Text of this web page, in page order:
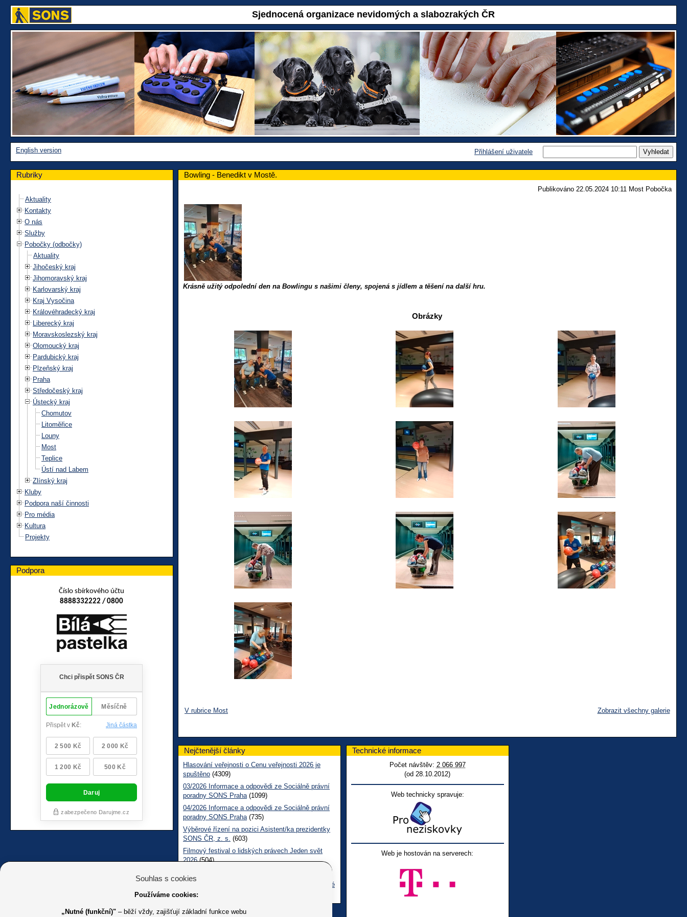
Sjednocená organizace nevidomých a slabozrakých ČR
English version Přihlášení uživatele
Rubriky
Aktuality
Kontakty
O nás
Služby
Pobočky (odbočky)
Aktuality
Jihočeský kraj
Jihomoravský kraj
Karlovarský kraj
Kraj Vysočina
Královéhradecký kraj
Liberecký kraj
Moravskoslezský kraj
Olomoucký kraj
Pardubický kraj
Plzeňský kraj
Praha
Středočeský kraj
Ústecký kraj
Chomutov
Litoměřice
Louny
Most
Teplice
Ústí nad Labem
Zlínský kraj
Kluby
Podpora naší činnosti
Pro média
Kultura
Projekty
Bowling - Benedikt v Mostě.
Publikováno 22.05.2024 10:11 Most Pobočka
Krásně užitý odpolední den na Bowlingu s našimi členy, spojená s jídlem a těšení na další hru.
Obrázky
V rubrice Most Zobrazit všechny galerie
Podpora
Číslo sbírkového účtu
8888332222 / 0800
Nejčtenější články
Hlasování veřejnosti o Cenu veřejnosti 2026 je
spuštěno (4309)
03/2026 Informace a odpovědi ze Sociálně právní
poradny SONS Praha (1099)
04/2026 Informace a odpovědi ze Sociálně právní
poradny SONS Praha (735)
Výběrové řízení na pozici Asistent/ka prezidentky
SONS ČR, z. s. (603)
Filmový festival o lidských právech Jeden svět
2026(504)
05/2026 Informace a odpovědi na dotazy z pražské
Sociálně právní poradny SONS
Technické informace
Počet návštěv: 2 066 997
(od 28.10.2012)
Web technicky spravuje:
Web je hostován na serverech:
Souhlas s cookies
Používáme cookies:
„Nutné (funkční)" – běží vždy, zajišťují základní funkce webu